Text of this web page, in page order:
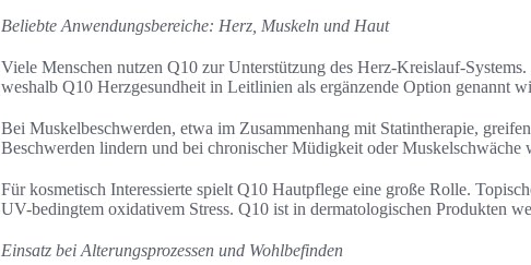
Beliebte Anwendungsbereiche: Herz, Muskeln und Haut
Viele Menschen nutzen Q10 zur Unterstützung des Herz-Kreislauf-
weshalb Q10 Herzgesundheit in Leitlinien als ergänzende Option genannt
Bei Muskelbeschwerden, etwa im Zusammenhang mit Statintherapie,
Beschwerden lindern und bei chronischer Müdigkeit oder Muskelschwäche
Für kosmetisch Interessierte spielt Q10 Hautpflege eine große Rolle.
UV-bedingtem oxidativem Stress. Q10 ist in dermatologischen Produkten
Einsatz bei Alterungsprozessen und Wohlbefinden